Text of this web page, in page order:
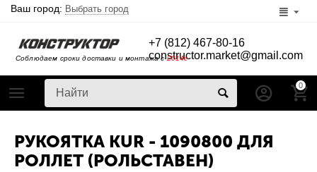
Ваш город: Выбрать город
Соблюдаем сроки доставки и монтажа с2014г
+7 (812) 467-80-16
constructor.market@gmail.com
0
РУКОЯТКА KUR - 1090800 ДЛЯ
РОЛЛЕТ (РОЛЬСТАВЕН)